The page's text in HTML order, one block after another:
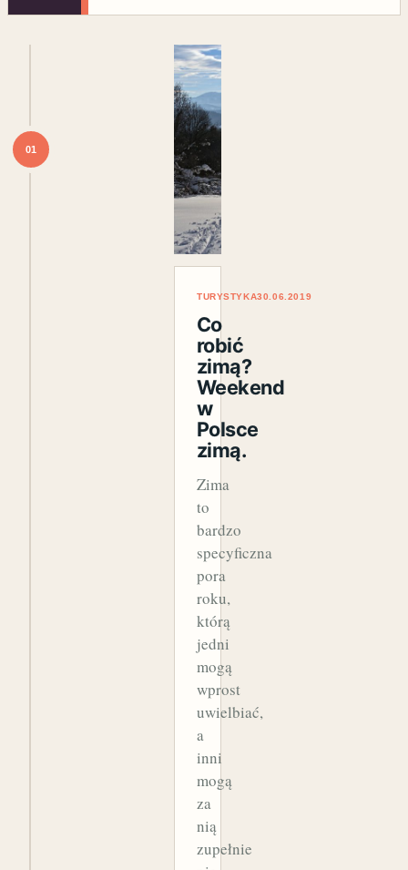
01
TURYSTYKA30.06.2019
Co
robić
zimą?
Weekend
w
Polsce
zimą.
Zima
to
bardzo
specyficzna
pora
roku,
którą
jedni
mogą
wprost
uwielbiać,
a
inni
mogą
za
nią
zupełnie